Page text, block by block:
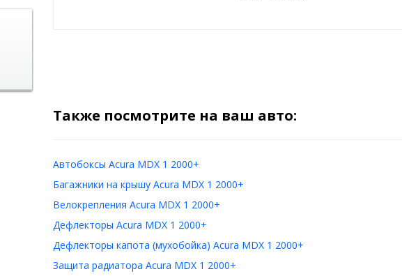
Также посмотрите на ваш авто:
Автобоксы Acura MDX 1 2000+
Багажники на крышу Acura MDX 1 2000+
Велокрепления Acura MDX 1 2000+
Дефлекторы Acura MDX 1 2000+
Дефлекторы капота (мухобойка) Acura MDX 1 2000+
Защита радиатора Acura MDX 1 2000+